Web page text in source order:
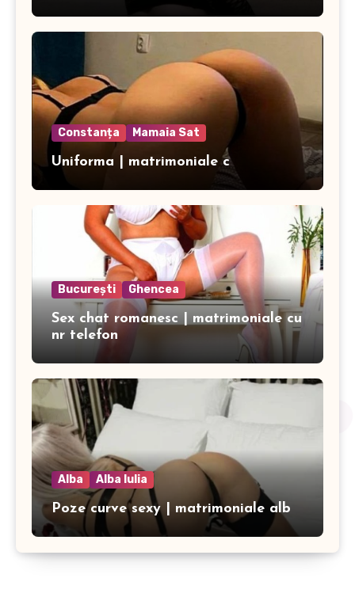
Constanța Mamaia Sat
Uniforma | matrimoniale c
București Ghencea
Sex chat romanesc | matrimoniale cu
nr telefon
Alba Alba Iulia
Poze curve sexy | matrimoniale alb